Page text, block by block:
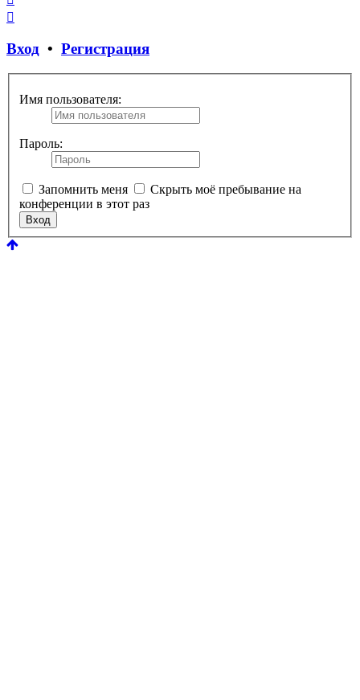
Вход • Регистрация
Имя пользователя:
Пароль:
Запомнить меня
Скрыть моё пребывание на
конференции в этот раз